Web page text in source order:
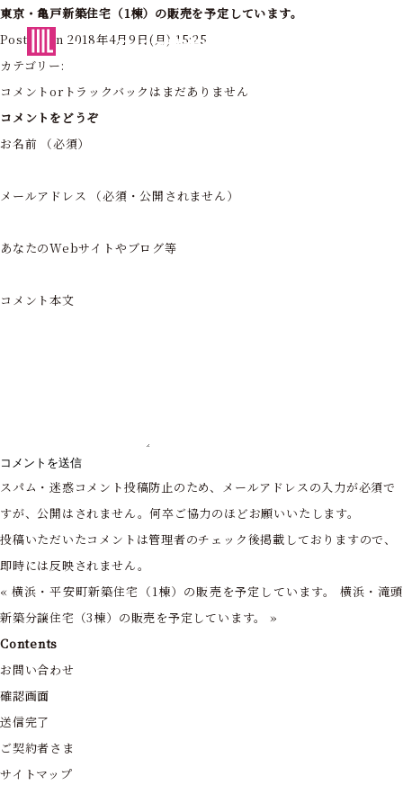
フォーライフ株式会社
東京・亀戸新築住宅（1棟）の販売を予定しています。
Posted on 2018年4月9日(月) 15:25
カテゴリー:
コメントorトラックバックはまだありません
コメントをどうぞ
お名前 （必須）
メールアドレス （必須・公開されません）
あなたのWebサイトやブログ等
コメント本文
スパム・迷惑コメント投稿防止のため、メールアドレスの入力が必須で
すが、公開はされません。何卒ご協力のほどお願いいたします。
投稿いただいたコメントは管理者のチェック後掲載しておりますので、
即時には反映されません。
« 横浜・平安町新築住宅（1棟）の販売を予定しています。
横浜・滝頭
新築分譲住宅（3棟）の販売を予定しています。
»
Contents
お問い合わせ
確認画面
送信完了
ご契約者さま
サイトマップ